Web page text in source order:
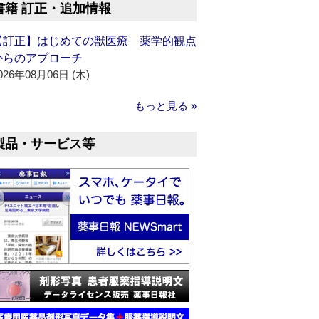
籍 訂正・追加情報
訂正】はじめての獣医療 薬学的観点
らのアプローチ
年08月06日 (木)
もっと見る »
品・サービス等